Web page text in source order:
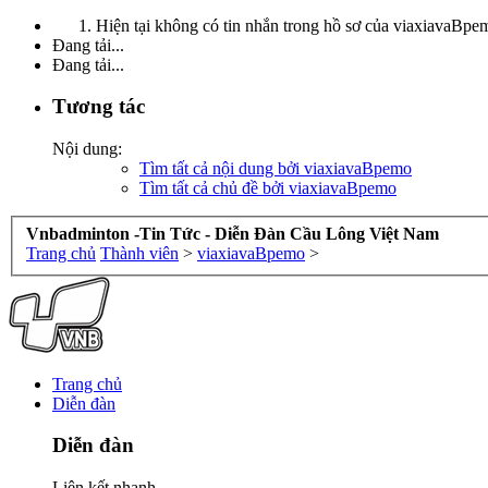
Hiện tại không có tin nhắn trong hồ sơ của
Đang tải...
Đang tải...
Tương tác
Nội dung:
Tìm tất cả nội dung bởi viaxiavaBpemo
Tìm tất cả chủ đề bởi viaxiavaBpemo
Vnbadminton -Tin Tức - Diễn Đàn Cầu Lông Việt Nam
Trang chủ Thành viên > viaxiavaBpemo >
Trang chủ
Diễn đàn
Diễn đàn